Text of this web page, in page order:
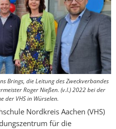
Brings, die Leitung des Zweckverbandes
Roger Nießen. (v.l.) 2022 bei der
der VHS in Würselen.
Nordkreis Aachen (VHS)
für die